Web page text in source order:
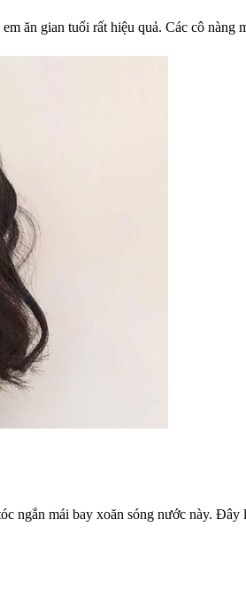
ăn gian tuổi rất hiệu quả. Các cô
ngắn mái bay xoăn sóng nước này.